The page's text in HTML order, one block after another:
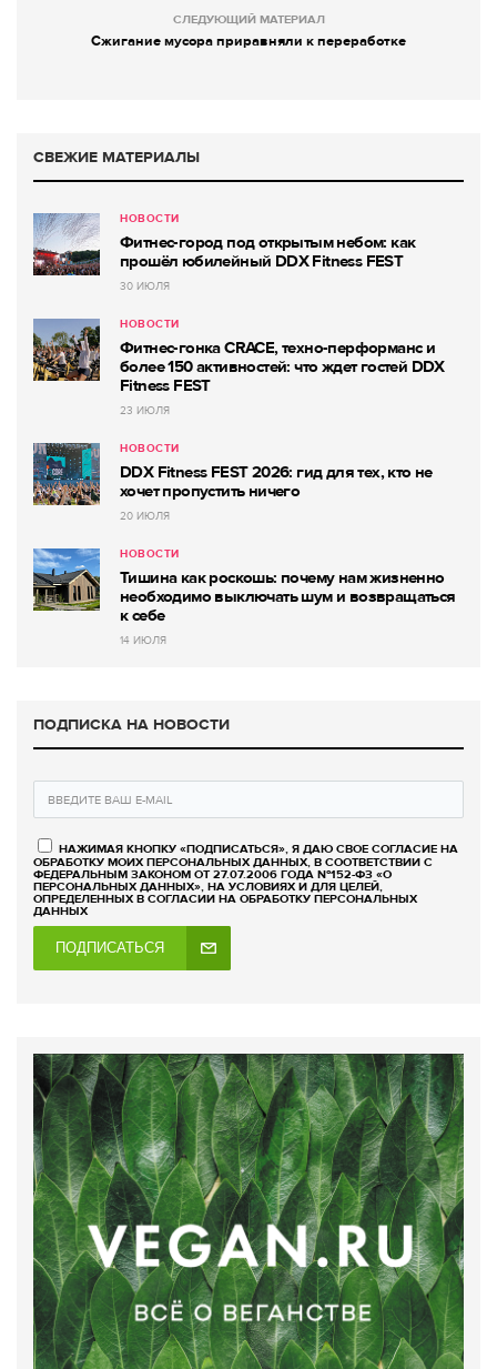
СЛЕДУЮЩИЙ МАТЕРИАЛ
Сжигание мусора приравняли к переработке
СВЕЖИЕ МАТЕРИАЛЫ
НОВОСТИ
Фитнес-город под открытым небом: как
прошёл юбилейный DDX Fitness FEST
30 ИЮЛЯ
НОВОСТИ
Фитнес-гонка CRACE, техно-перформанс и
более 150 активностей: что ждет гостей DDX
Fitness FEST
23 ИЮЛЯ
НОВОСТИ
DDX Fitness FEST 2026: гид для тех, кто не
хочет пропустить ничего
20 ИЮЛЯ
НОВОСТИ
Тишина как роскошь: почему нам жизненно
необходимо выключать шум и возвращаться
к себе
14 ИЮЛЯ
ПОДПИСКА НА НОВОСТИ
НАЖИМАЯ КНОПКУ «ПОДПИСАТЬСЯ», Я ДАЮ СВОЕ СОГЛАСИЕ НА
ОБРАБОТКУ МОИХ ПЕРСОНАЛЬНЫХ ДАННЫХ, В СООТВЕТСТВИИ С
ФЕДЕРАЛЬНЫМ ЗАКОНОМ ОТ 27.07.2006 ГОДА №152-ФЗ «О
ПЕРСОНАЛЬНЫХ ДАННЫХ», НА УСЛОВИЯХ И ДЛЯ ЦЕЛЕЙ,
ОПРЕДЕЛЕННЫХ В СОГЛАСИИ НА ОБРАБОТКУ ПЕРСОНАЛЬНЫХ
ДАННЫХ
ПОДПИСАТЬСЯ